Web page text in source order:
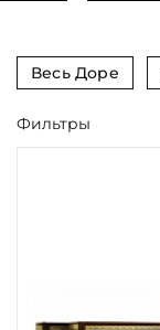
Весь Доре
Религия
Теги
Фильтры